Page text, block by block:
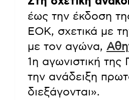
έως την έκδοση
ΕΟΚ, σχετικά με
με τον αγώνα,
1η αγωνιστική
την ανάδειξη
διεξάγονται».